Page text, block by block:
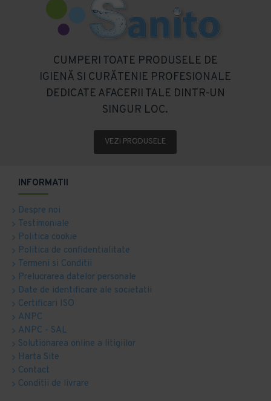
CUMPERI TOATE PRODUSELE DE
IGIENĂ SI CURĂTENIE PROFESIONALE
DEDICATE AFACERII TALE DINTR-UN
SINGUR LOC.
VEZI PRODUSELE
INFORMATII
Despre noi
Testimoniale
Politica cookie
Politica de confidentialitate
Termeni si Conditii
Prelucrarea datelor personale
Date de identificare ale societatii
Certificari ISO
ANPC
ANPC - SAL
Solutionarea online a litigiilor
Harta Site
Contact
Conditii de livrare